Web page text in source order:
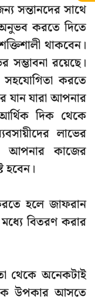
সন্তানদের সাথে
করতে দিতে
থাকবেন।
রয়েছে।
সহযোগিতা করতে
যান যারা আপনার
দিক থেকে
লাভের
আপনার কাজের
হবেন।
হলে জাফরান
মধ্যে বিতরণ করার
থেকে অনেকটাই
উপকার আসতে